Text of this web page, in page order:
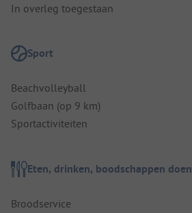
In overleg toegestaan
Sport
Beachvolleyball
Golfbaan (op 9 km)
Sportactiviteiten
Eten, drinken, boodschappen doen
Broodservice